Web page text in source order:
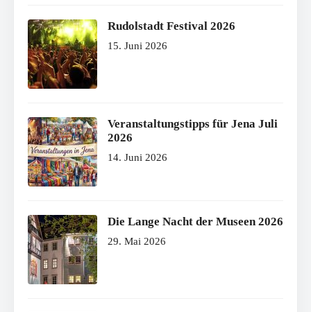
Rudolstadt Festival 2026
15. Juni 2026
Veranstaltungstipps für Jena Juli
2026
14. Juni 2026
Die Lange Nacht der Museen 2026
29. Mai 2026